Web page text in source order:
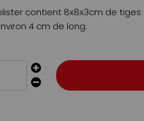
contient 8x8x3cm de
4 cm de long.